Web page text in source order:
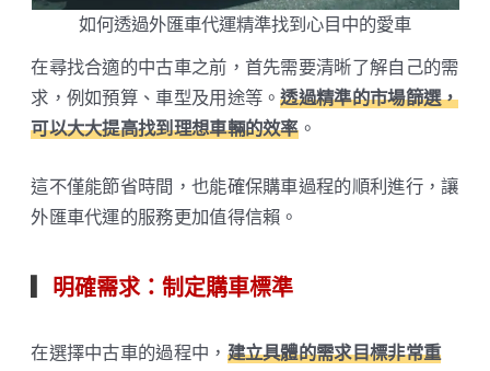
如何透過外匯車代運精準找到心目中的愛車
在尋找合適的中古車之前，首先需要清晰了解自己的需
求，例如預算、車型及用途等。透過精準的市場篩選，
可以大大提高找到理想車輛的效率。
這不僅能節省時間，也能確保購車過程的順利進行，讓
外匯車代運的服務更加值得信賴。
明確需求：制定購車標準
在選擇中古車的過程中， 建立具體的需求目標非常重